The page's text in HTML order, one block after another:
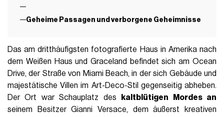
Geheime Passagen und verborgene Geheimnisse
Das am dritthäufigsten fotografierte Haus in Amerika nach
dem Weißen Haus und Graceland befindet sich am Ocean
Drive, der Straße von Miami Beach, in der sich Gebäude und
majestätische Villen im Art-Deco-Stil gegenseitig abheben.
Der Ort war Schauplatz des
kaltblütigen Mordes an
seinem Besitzer Gianni Versace, dem äußerst kreativen